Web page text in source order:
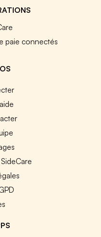
paie connectés